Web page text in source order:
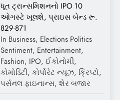
ધૂત ટ્રાન્સમિશનનો IPO 10
ઓગસ્ટે ખૂલશે, પ્રાઇસ બેન્ડ રૂ.
829-871
In Business, Elections Politics
Sentiment, Entertainment,
Fashion, IPO, ઈકોનોમી,
કોમોડિટી, કોર્પોરેટ ન્યૂઝ, ક્રિપ્ટો,
પર્સનલ ફાઇનાન્સ, શેર બજાર